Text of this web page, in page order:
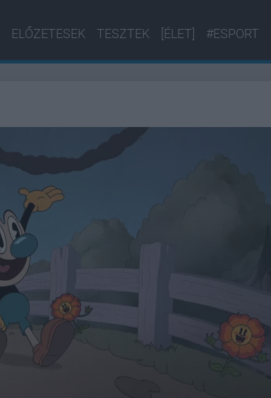
ELŐZETESEK TESZTEK [ÉLET] #ESPORT